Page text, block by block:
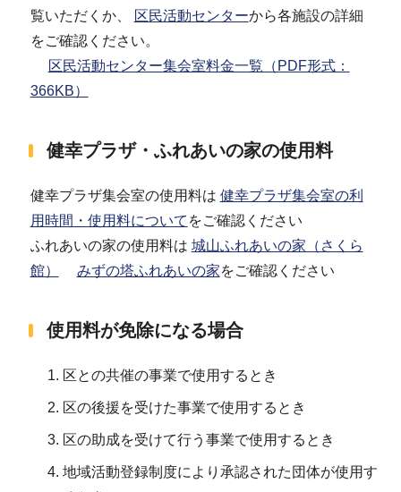
覧いただくか、
区民活動センターから各施設の詳細
をご確認ください。
区民活動センター集会室料金一覧（PDF形式：
366KB）
健幸プラザ・ふれあいの家の使用料
健幸プラザ集会室の使用料は 健幸プラザ集会室の利
用時間・使用料について をご確認ください
ふれあいの家の使用料は 城山ふれあいの家（さくら
館）
みずの塔ふれあいの家をご確認ください
使用料が免除になる場合
区との共催の事業で使用するとき
区の後援を受けた事業で使用するとき
区の助成を受けて行う事業で使用するとき
地域活動登録制度により承認された団体が使用す